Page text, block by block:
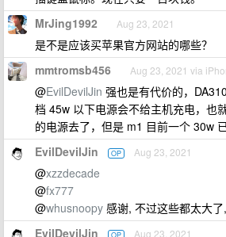
MrJing1992 Aug 23, 2021
是不是应该买苹果官方网站的哪些？
mmtromsb456 Aug 23, 2021 via
@EvilDevilJin 强也是有代价的，
档 45w 以下电源会不给主机充电，也
的电源去了，但是 m1 目前一个 30w
EvilDevilJin OP Aug 23, 2021
@xzzdecade
@fx777
@whusnoopy 感谢, 不过这些都太大
EvilDevilJin Aug 23, 2021